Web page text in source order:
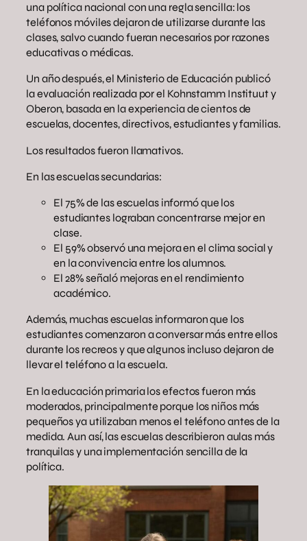
una política nacional con una regla sencilla: los
teléfonos móviles dejaron de utilizarse durante las
clases, salvo cuando fueran necesarios por razones
educativas o médicas.
Un año después, el Ministerio de Educación publicó
la evaluación realizada por el Kohnstamm Instituut y
Oberon, basada en la experiencia de cientos de
escuelas, docentes, directivos, estudiantes y familias.
Los resultados fueron llamativos.
En las escuelas secundarias:
El 75% de las escuelas informó que los
estudiantes lograban concentrarse mejor en
clase.
El 59% observó una mejora en el clima social y
en la convivencia entre los alumnos.
El 28% señaló mejoras en el rendimiento
académico.
Además, muchas escuelas informaron que los
estudiantes comenzaron a conversar más entre ellos
durante los recreos y que algunos incluso dejaron de
llevar el teléfono a la escuela.
En la educación primaria los efectos fueron más
moderados, principalmente porque los niños más
pequeños ya utilizaban menos el teléfono antes de la
medida. Aun así, las escuelas describieron aulas más
tranquilas y una implementación sencilla de la
política.